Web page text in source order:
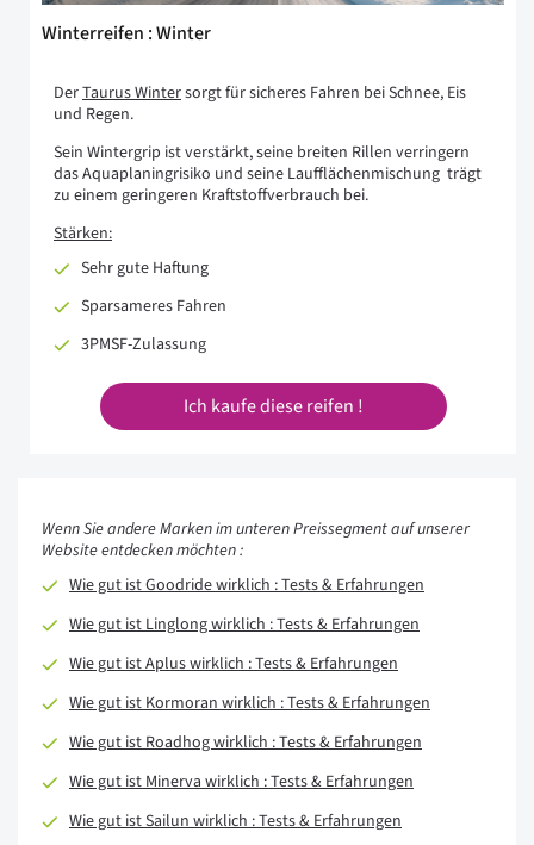
Winterreifen : Winter
DerTaurus Wintersorgt für sicheres Fahren bei Schnee, Eis
und Regen.
Sein Wintergrip ist verstärkt, seine breiten Rillen verringern
das Aquaplaningrisiko und seine Laufflächenmischung trägt
zu einem geringeren Kraftstoffverbrauch bei.
Stärken:
Sehr gute Haftung
Sparsameres Fahren
3PMSF-Zulassung
Ich kaufe diese reifen !
Wenn Sie andere Marken im unteren Preissegment auf unserer
Website entdecken möchten :
Wie gut ist Goodride wirklich : Tests & Erfahrungen
Wie gut ist Linglong wirklich : Tests & Erfahrungen
Wie gut ist Aplus wirklich : Tests & Erfahrungen
Wie gut ist Kormoran wirklich : Tests & Erfahrungen
Wie gut ist Roadhog wirklich : Tests & Erfahrungen
Wie gut ist Minerva wirklich : Tests & Erfahrungen
Wie gut ist Sailun wirklich : Tests & Erfahrungen